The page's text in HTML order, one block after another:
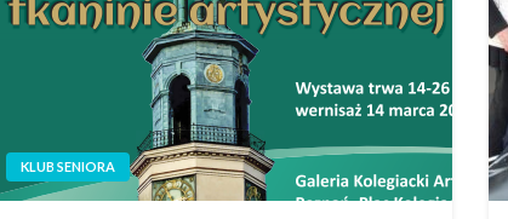
KLUB SENIORA